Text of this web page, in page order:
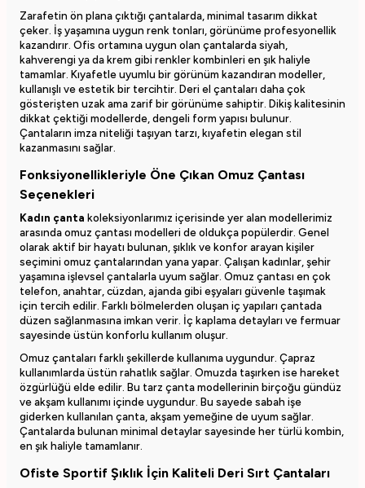
Zarafetin ön plana çıktığı çantalarda, minimal tasarım dikkat
çeker. İş yaşamına uygun renk tonları, görünüme profesyonellik
kazandırır. Ofis ortamına uygun olan çantalarda siyah,
kahverengi ya da krem gibi renkler kombinleri en şık haliyle
tamamlar. Kıyafetle uyumlu bir görünüm kazandıran modeller,
kullanışlı ve estetik bir tercihtir. Deri el çantaları daha çok
gösterişten uzak ama zarif bir görünüme sahiptir. Dikiş kalitesinin
dikkat çektiği modellerde, dengeli form yapısı bulunur.
Çantaların imza niteliği taşıyan tarzı, kıyafetin elegan stil
kazanmasını sağlar.
Fonksiyonellikleriyle Öne Çıkan Omuz Çantası
Seçenekleri
Kadın çanta koleksiyonlarımız içerisinde yer alan modellerimiz
arasında omuz çantası modelleri de oldukça popülerdir. Genel
olarak aktif bir hayatı bulunan, şıklık ve konfor arayan kişiler
seçimini omuz çantalarından yana yapar. Çalışan kadınlar, şehir
yaşamına işlevsel çantalarla uyum sağlar. Omuz çantası en çok
telefon, anahtar, cüzdan, ajanda gibi eşyaları güvenle taşımak
için tercih edilir. Farklı bölmelerden oluşan iç yapıları çantada
düzen sağlanmasına imkan verir. İç kaplama detayları ve fermuar
sayesinde üstün konforlu kullanım oluşur.
Omuz çantaları farklı şekillerde kullanıma uygundur. Çapraz
kullanımlarda üstün rahatlık sağlar. Omuzda taşırken ise hareket
özgürlüğü elde edilir. Bu tarz çanta modellerinin birçoğu gündüz
ve akşam kullanımı içinde uygundur. Bu sayede sabah işe
giderken kullanılan çanta, akşam yemeğine de uyum sağlar.
Çantalarda bulunan minimal detaylar sayesinde her türlü kombin,
en şık haliyle tamamlanır.
Ofiste Sportif Şıklık İçin Kaliteli Deri Sırt Çantaları